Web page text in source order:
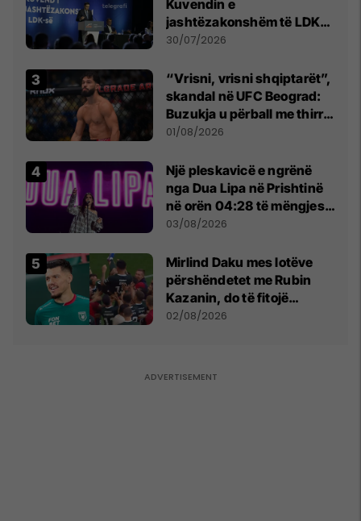
Kuvendin e
jashtëzakonshëm të LDK-
së
30/07/2026
“Vrisni, vrisni shqiptarët”,
skandal në UFC Beograd:
Buzukja u përball me thirrje
anti-shqiptare nga
01/08/2026
Një pleskavicë e ngrënë
nga Dua Lipa në Prishtinë
në orën 04:28 të mëngjesit
- dhe bota digjitale serbe
03/08/2026
Mirlind Daku mes lotëve
përshëndetet me Rubin
Kazanin, do të fitojë
miliona te Spartak Moska
02/08/2026